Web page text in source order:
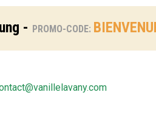
- PROMO-CODE: